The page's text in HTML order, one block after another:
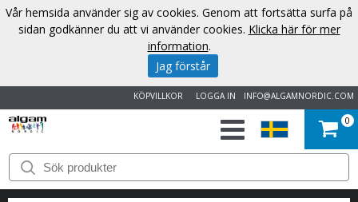
INFO@ALGAMNORDIC.COM
LOGGA IN
KÖPVILLKOR
START
VARUMÄRKEN
0
Vår hemsida använder sig av cookies. Genom att fortsätta surfa på
sidan godkänner du att vi använder cookies. Klicka här för mer
information.
Jag förstår